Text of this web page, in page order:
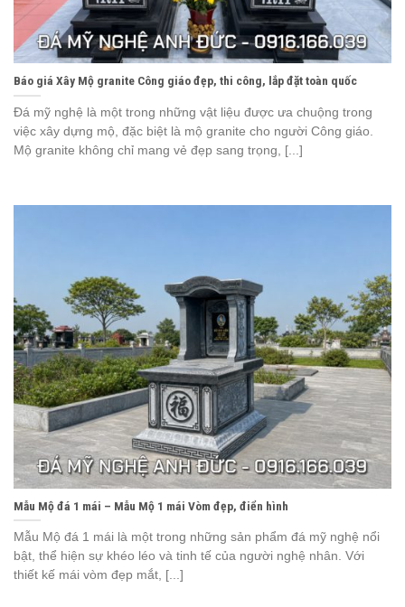
Báo giá Xây Mộ granite Công giáo đẹp, thi công, lắp đặt toàn quốc
Đá mỹ nghệ là một trong những vật liệu được ưa chuộng trong
việc xây dựng mộ, đặc biệt là mộ granite cho người Công giáo.
Mộ granite không chỉ mang vẻ đẹp sang trọng, [...]
Mẫu Mộ đá 1 mái – Mẫu Mộ 1 mái Vòm đẹp, điển hình
Mẫu Mộ đá 1 mái là một trong những sản phẩm đá mỹ nghệ nổi
bật, thể hiện sự khéo léo và tinh tế của người nghệ nhân. Với
thiết kế mái vòm đẹp mắt, [...]